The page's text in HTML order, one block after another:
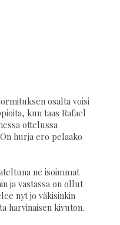
osalta voisi
kun taas Rafael
ottelussa
hurja ero pelaako
ne isoimmat
ja vastassa on ollut
nyt jo väkisinkin
harvinaisen kivuton.